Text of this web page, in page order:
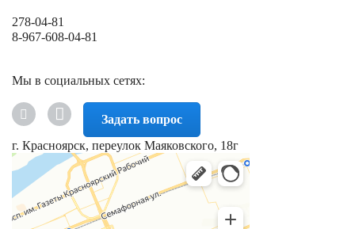
278-04-81
8-967-608-04-81
Мы в социальных сетях:
Задать вопрос
г. Красноярск, переулок Маяковского, 18г